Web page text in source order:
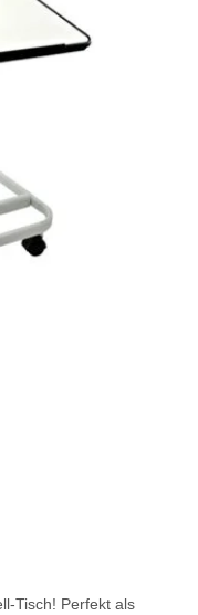
Tisch! Perfekt als